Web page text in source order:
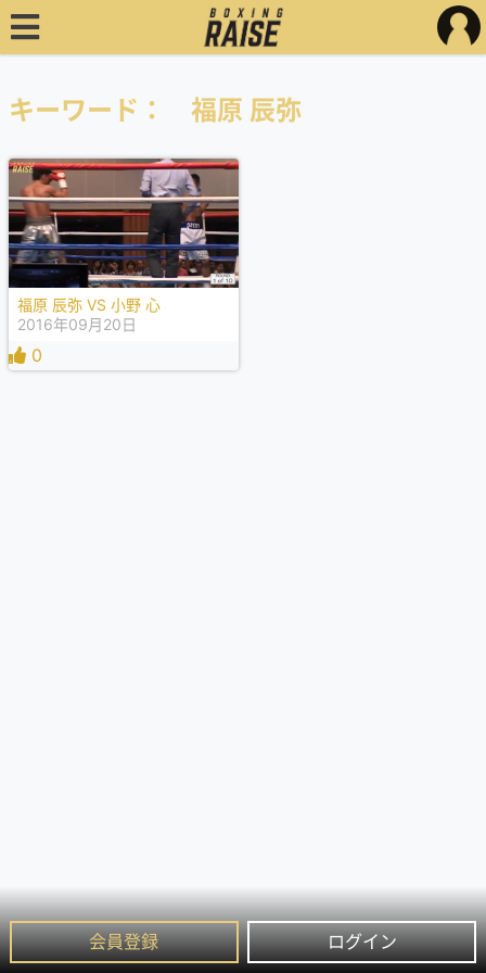
会員登録 ログイン
キーワード： 福原 辰弥
福原 辰弥 VS 小野 心
2016年09月20日
0